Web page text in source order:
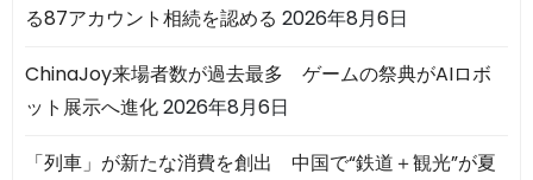
る87アカウント相続を認める 2026年8月6日
ChinaJoy来場者数が過去最多 ゲームの祭典がAIロボ
ット展示へ進化2026年8月6日
「列車」が新たな消費を創出 中国で“鉄道＋観光”が夏